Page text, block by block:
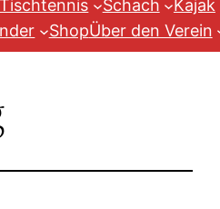
Tischtennis Schach
Kajak
ShopÜber den Verein